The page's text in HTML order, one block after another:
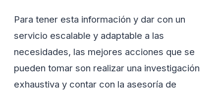
Para tener esta información y dar con un
servicio escalable y adaptable a las
necesidades, las mejores acciones que se
pueden tomar son realizar una investigación
exhaustiva y contar con la asesoría de